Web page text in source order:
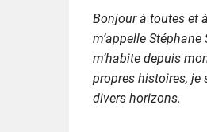
Bonjour à toutes et
m’appelle
m’habite depuis
propres histoires, je
divers horizons.